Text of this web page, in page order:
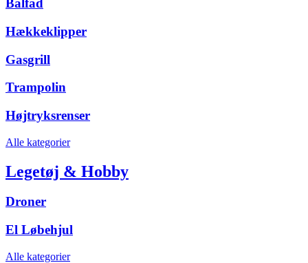
Bålfad
Hækkeklipper
Gasgrill
Trampolin
Højtryksrenser
Alle kategorier
Legetøj & Hobby
Droner
El Løbehjul
Alle kategorier